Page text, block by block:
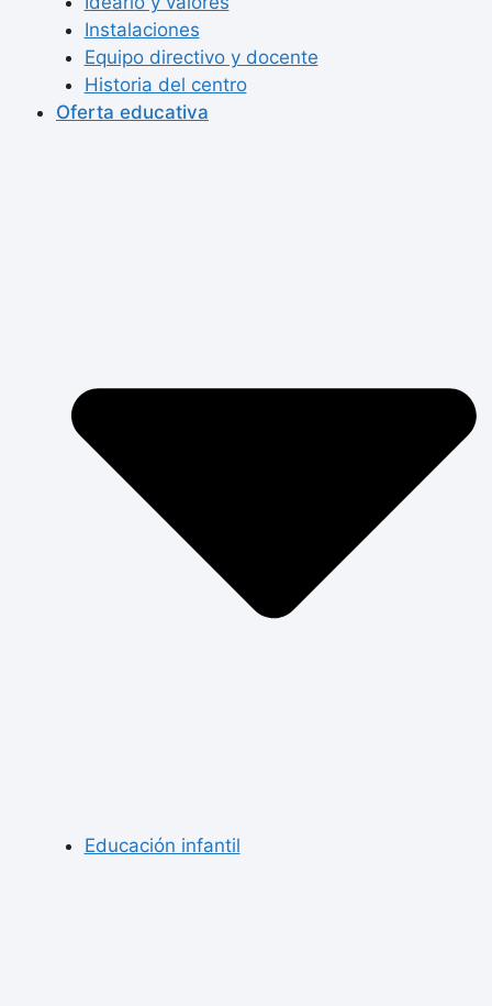
Instalaciones
Equipo directivo y docente
Historia del centro
Oferta educativa
Educación infantil